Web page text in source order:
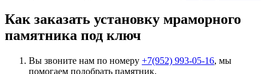
Как заказать установку мраморного
памятника под ключ
Вы звоните нам по номеру +7(952) 993-05-16, мы
помогаем подобрать памятник.